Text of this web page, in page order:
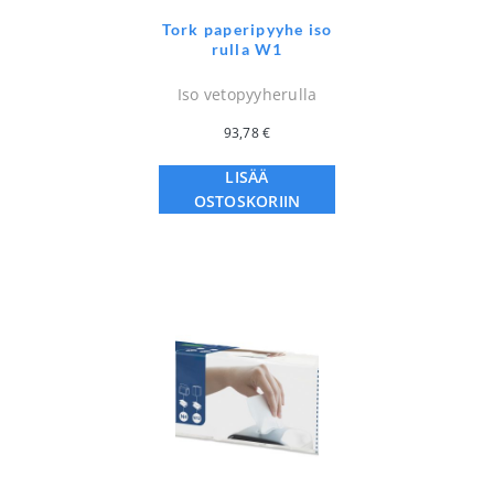
Tork paperipyyhe iso
rulla W1
Iso vetopyyherulla
93,78€
LISÄÄ
OSTOSKORIIN